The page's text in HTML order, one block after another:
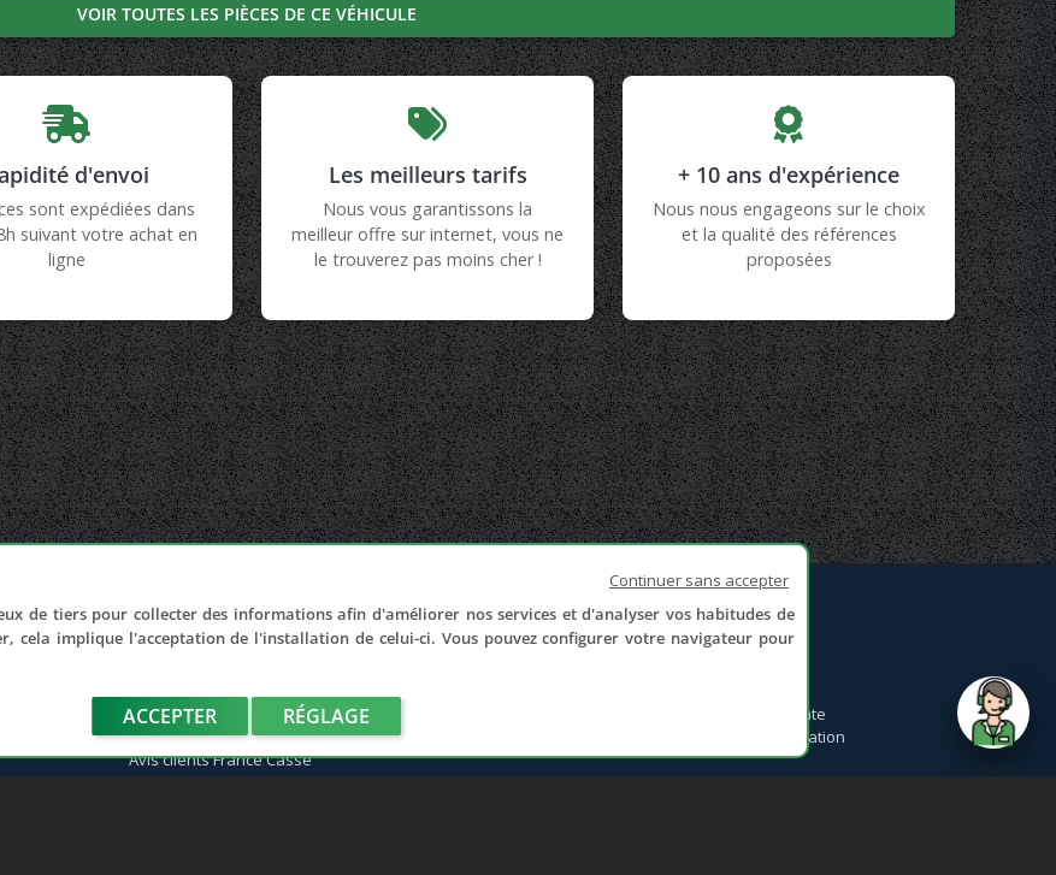
VOIR TOUTES LES PIÈCES DE CE VÉHICULE
d'envoi
sont expédiées dans
suivant votre achat en
ligne
Les meilleurs tarifs
Nous vous garantissons la
meilleur offre sur internet, vous ne
le trouverez pas moins cher !
+ 10 ans d'expérience
Nous nous engageons sur le choix
et la qualité des références
proposées
LIENS UTILES
Les sites de notre réseau
Nos partenaires
Avis clients France Casse
NOUS CONTACTER
Conditions générales de vente
Conditions générales d'utilisation
Continuer sans accepter
de tiers pour collecter des informations afin d'améliorer nos services et d'analyser vos habitudes de
cela implique l'acceptation de l'installation de celui-ci. Vous pouvez configurer votre navigateur pour
ACCEPTER RÉGLAGE